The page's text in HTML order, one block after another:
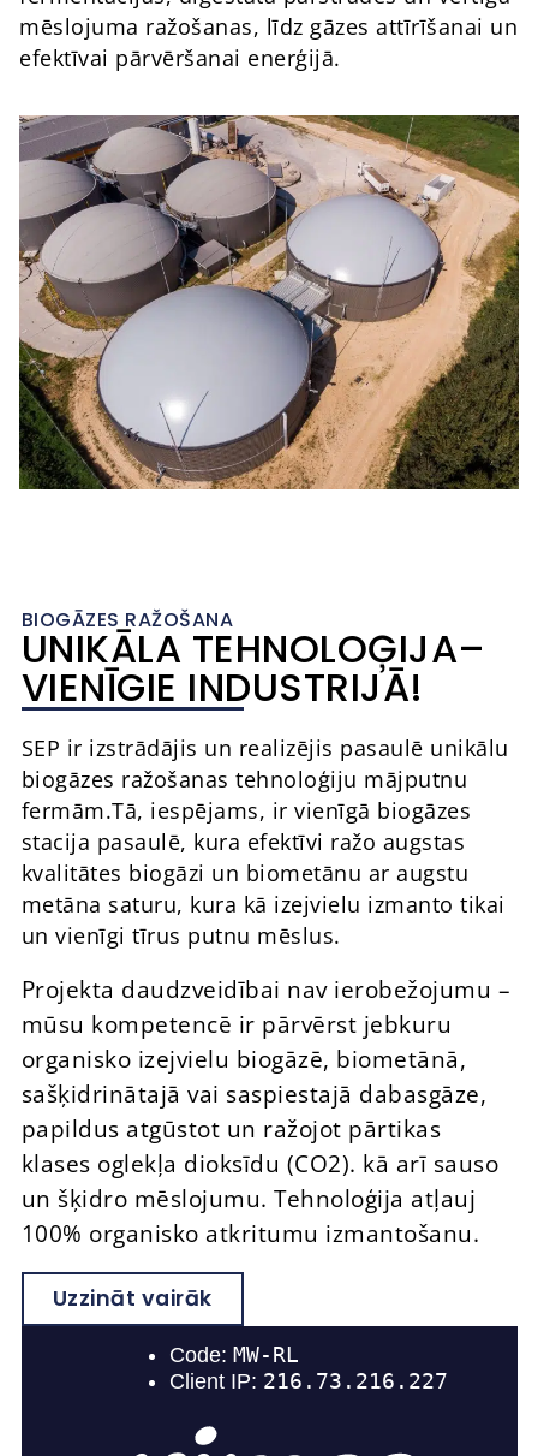
mēslojuma ražošanas, līdz gāzes attīrīšanai un
efektīvai pārvēršanai enerģijā.
BIOGĀZES RAŽOŠANA
UNIKĀLA TEHNOLOĢIJA–
VIENĪGIE INDUSTRIJĀ!
SEP ir izstrādājis un realizējis pasaulē unikālu
biogāzes ražošanas tehnoloģiju mājputnu
fermām.Tā, iespējams, ir vienīgā biogāzes
stacija pasaulē, kura efektīvi ražo augstas
kvalitātes biogāzi un biometānu ar augstu
metāna saturu, kura kā izejvielu izmanto tikai
un vienīgi tīrus putnu mēslus.
Projekta daudzveidībai nav ierobežojumu –
mūsu kompetencē ir pārvērst jebkuru
organisko izejvielu biogāzē, biometānā,
sašķidrinātajā vai saspiestajā dabasgāze,
papildus atgūstot un ražojot pārtikas
klases oglekļa dioksīdu (CO2). kā arī sauso
un šķidro mēslojumu. Tehnoloģija atļauj
100% organisko atkritumu izmantošanu.
Uzzināt vairāk